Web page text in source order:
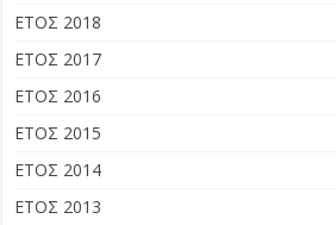
ΕΤΟΣ 2018
ΕΤΟΣ 2017
ΕΤΟΣ 2016
ΕΤΟΣ 2015
ΕΤΟΣ 2014
ΕΤΟΣ 2013